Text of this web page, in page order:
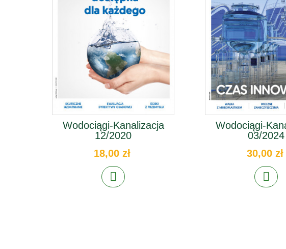
Wodociągi-Kanalizacja
12/2020
18,00 zł
Wodociągi-
03/2024
30,00 zł